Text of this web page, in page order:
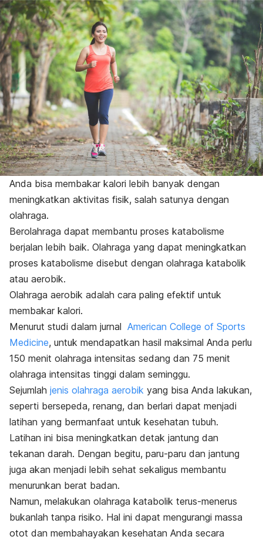
Anda bisa membakar kalori lebih banyak dengan
meningkatkan aktivitas fisik, salah satunya dengan
olahraga.
Berolahraga dapat membantu proses katabolisme
berjalan lebih baik. Olahraga yang dapat meningkatkan
proses katabolisme disebut dengan olahraga katabolik
atau aerobik.
Olahraga aerobik adalah cara paling efektif untuk
membakar kalori.
Menurut studi dalam jurnal American College of Sports
Medicine, untuk mendapatkan hasil maksimal Anda perlu
150 menit olahraga intensitas sedang dan 75 menit
olahraga intensitas tinggi dalam seminggu.
Sejumlah jenis olahraga aerobik yang bisa Anda lakukan,
seperti bersepeda, renang, dan berlari dapat menjadi
latihan yang bermanfaat untuk kesehatan tubuh.
Latihan ini bisa meningkatkan detak jantung dan
tekanan darah. Dengan begitu, paru-paru dan jantung
juga akan menjadi lebih sehat sekaligus membantu
menurunkan berat badan.
Namun, melakukan olahraga katabolik terus-menerus
bukanlah tanpa risiko. Hal ini dapat mengurangi massa
otot dan membahayakan kesehatan Anda secara